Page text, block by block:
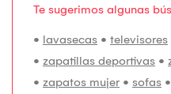
Te sugerimos algunas
• lavasecas • televisores
• zapatillas deportivas •
• zapatos mujer • sofas •